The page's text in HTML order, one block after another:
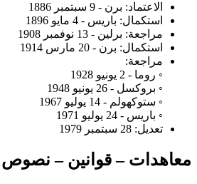
الاعتماد: برن - 9 سبتمبر 1886
استكمال: باريس - 4 مايو 1896
مراجعة: برلين - 13 نوفمبر 1908
استكمال: برن - 20 مارس 1914
مراجعة:
◦ روما - 2 يونيو 1928
◦ بروكسل - 26 يونيو 1948
◦ ستوكهولم - 14 يوليو 1967
◦ باريس - 24 يوليو 1971
تعديل: 28 سبتمبر 1979
معاهدات – قوانين – نصوص